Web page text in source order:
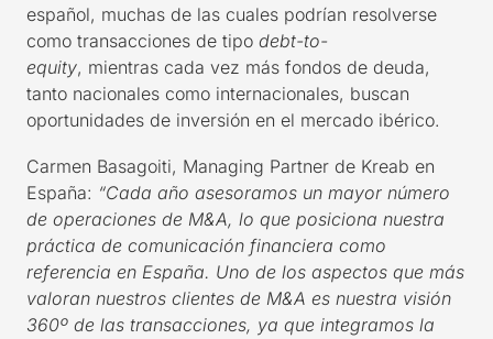
español, muchas de las cuales podrían resolverse
como transacciones de tipo debt-to-
equity, mientras cada vez más fondos de deuda,
tanto nacionales como internacionales, buscan
oportunidades de inversión en el mercado ibérico.
Carmen Basagoiti, Managing Partner de Kreab en
España: “Cada año asesoramos un mayor número
de operaciones de M&A, lo que posiciona nuestra
práctica de comunicación financiera como
referencia en España. Uno de los aspectos que más
valoran nuestros clientes de M&A es nuestra visión
360º de las transacciones, ya que integramos la